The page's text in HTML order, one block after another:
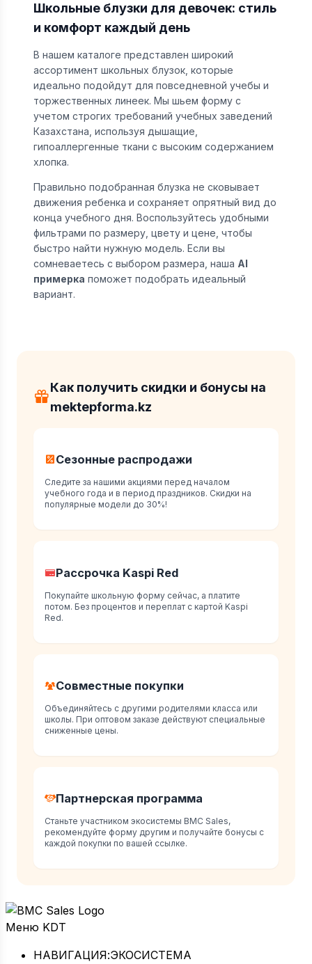
Школьные блузки для девочек: стиль
и комфорт каждый день
В нашем каталоге представлен широкий
ассортимент школьных блузок, которые
идеально подойдут для повседневной учебы и
торжественных линеек. Мы шьем форму с
учетом строгих требований учебных заведений
Казахстана, используя дышащие,
гипоаллергенные ткани с высоким содержанием
хлопка.
Правильно подобранная блузка не сковывает
движения ребенка и сохраняет опрятный вид до
конца учебного дня. Воспользуйтесь удобными
фильтрами по размеру, цвету и цене, чтобы
быстро найти нужную модель. Если вы
сомневаетесь с выбором размера, наша AI
примерка поможет подобрать идеальный
вариант.
Как получить скидки и бонусы на
mektepforma.kz
Сезонные распродажи
Следите за нашими акциями перед началом
учебного года и в период праздников. Скидки на
популярные модели до 30%!
Рассрочка Kaspi Red
Покупайте школьную форму сейчас, а платите
потом. Без процентов и переплат с картой Kaspi
Red.
Совместные покупки
Объединяйтесь с другими родителями класса или
школы. При оптовом заказе действуют специальные
сниженные цены.
Партнерская программа
Станьте участником экосистемы BMC Sales,
рекомендуйте форму другим и получайте бонусы с
каждой покупки по вашей ссылке.
Меню KDT
НАВИГАЦИЯ:ЭКОСИСТЕМА